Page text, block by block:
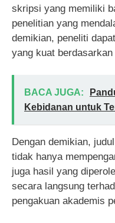
skripsi yang memiliki
penelitian yang
demikian, peneliti
yang kuat
BACA JUGA:
Kebidanan untuk
Dengan demikian,
tidak hanya
juga hasil yang
secara langsung
pengakuan akademis